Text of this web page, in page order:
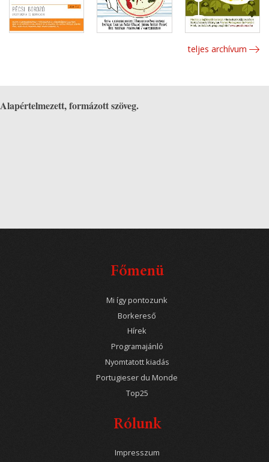
teljes archívum
Alapértelmezett, formázott szöveg.
Főmenü
Mi így pontozunk
Borkereső
Hírek
Programajánló
Nyomtatott kiadás
Portugieser du Monde
Top25
Rólunk
Impresszum